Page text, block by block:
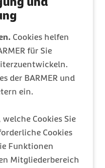
Cookies helfen
für Sie
der BARMER und
ein.
Cookies Sie
Cookies
Funktionen
Mitgliederbereich
für Ihr
Midijob
zahlen ab einem
bereits den vollen